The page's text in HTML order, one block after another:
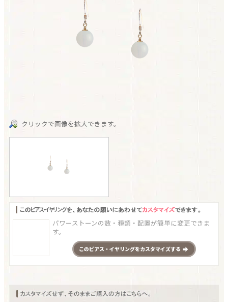
クリックで画像を拡大できます。
パワーストーンの数・種類・配置が簡単に変更できま
す。
このピアス・イヤリングをカスタマイズする